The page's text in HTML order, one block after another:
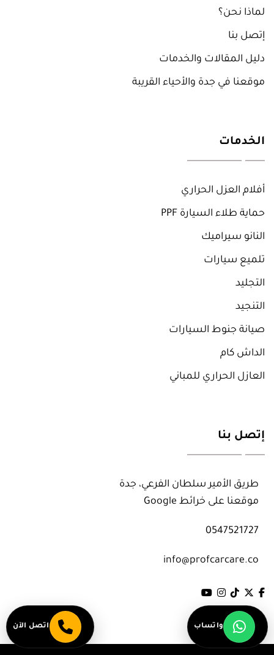
لماذا نحن؟
إتصل بنا
دليل المقالات والخدمات
موقعنا في جدة والأحياء القريبة
الخدمات
أفلام العزل الحراري
حماية طلاء السيارة PPF
النانو سيراميك
تلميع سيارات
التجليد
التنجيد
صيانة جنوط السيارات
الداش كام
العازل الحراري للمباني
إتصل بنا
طريق الأمير سلطان الفرعي، جدة
موقعنا على خرائط Google
0547521727
info@profcarcare.co
واتساب اتصل الآن